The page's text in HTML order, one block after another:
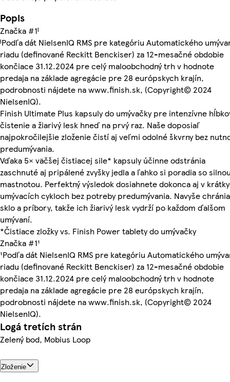
Popis
Značka #1ᴵ
ᴵPodľa dát NielsenIQ RMS pre kategóriu Automatického
riadu (definované Reckitt Benckiser) za 12-mesačné obdobie
končiace 31.12.2024 pre celý maloobchodný trh v hodnote
predaja na základe agregácie pre 28 európskych krajín,
podrobnosti nájdete na www.finish.sk, (Copyright© 2024
NielsenIQ).
Finish Ultimate Plus kapsuly do umývačky pre intenzívne
čistenie a žiarivý lesk hneď na prvý raz. Naše doposiaľ
najpokročilejšie zloženie čistí aj veľmi odolné škvrny bez
predumývania.
Vďaka 5× väčšej čistiacej sile* kapsuly účinne odstránia
zaschnuté aj pripálené zvyšky jedla a ľahko si poradia so
mastnotou. Perfektný výsledok dosiahnete dokonca aj v
umývacích cykloch bez potreby predumývania. Navyše chránia
sklo a príbory, takže ich žiarivý lesk vydrží po každom ďalšom
umývaní.
*Čistiace zložky vs. Finish Power tablety do umývačky
Značka #1¹
¹Podľa dát NielsenIQ RMS pre kategóriu Automatického
riadu (definované Reckitt Benckiser) za 12-mesačné obdobie
končiace 31.12.2024 pre celý maloobchodný trh v hodnote
predaja na základe agregácie pre 28 európskych krajín,
podrobnosti nájdete na www.finish.sk, (Copyright© 2024
NielsenIQ).
Logá tretích strán
Zelený bod, Mobius Loop
Zloženie